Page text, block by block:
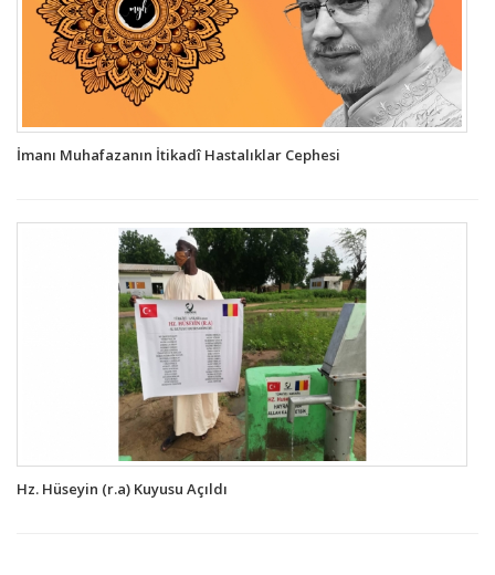
İmanı Muhafazanın İtikadî Hastalıklar Cephesi
Hz. Hüseyin (r.a) Kuyusu Açıldı